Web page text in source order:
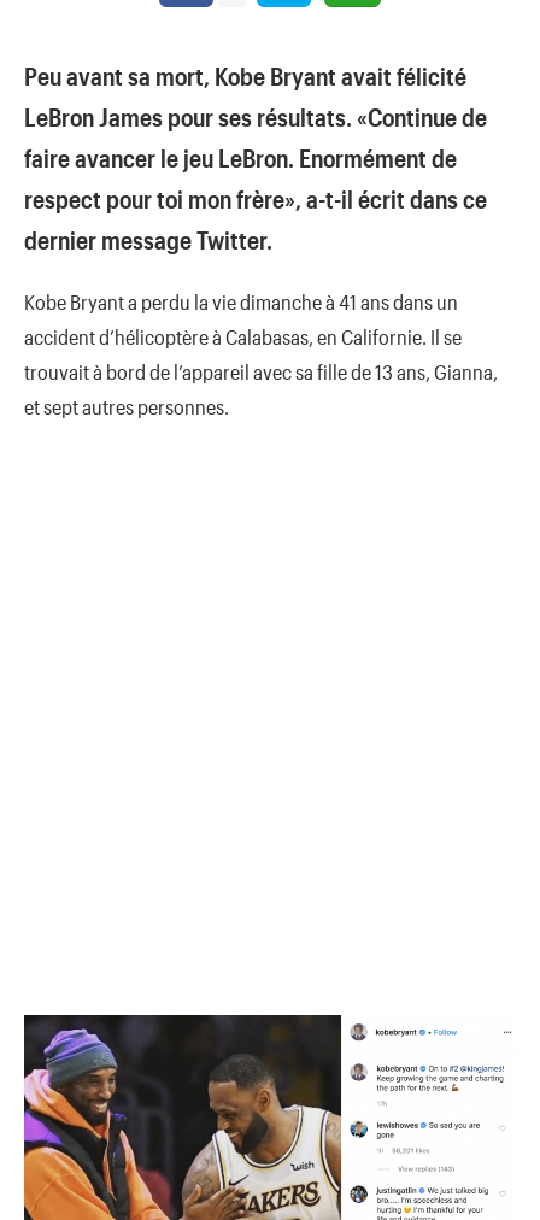
Peu avant sa mort, Kobe Bryant avait félicité
LeBron James pour ses résultats. «Continue de
faire avancer le jeu LeBron. Enormément de
respect pour toi mon frère», a-t-il écrit dans ce
dernier message Twitter.
Kobe Bryant a perdu la vie dimanche à 41 ans dans un
accident d’hélicoptère à Calabasas, en Californie. Il se
trouvait à bord de l’appareil avec sa fille de 13 ans, Gianna,
et sept autres personnes.